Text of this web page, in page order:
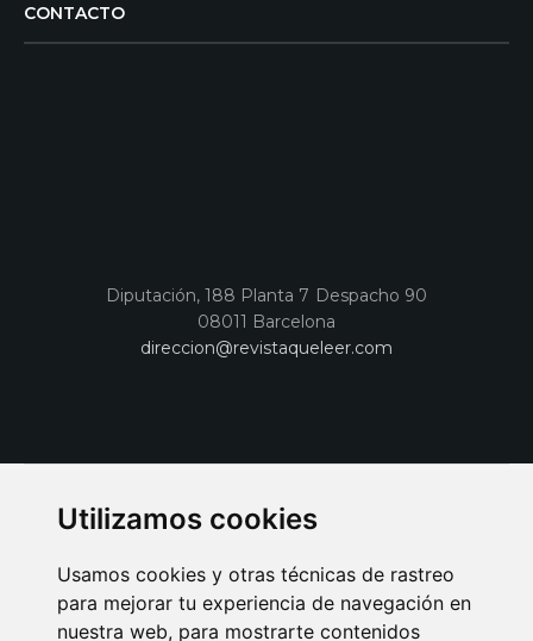
Utilizamos cookies
Usamos cookies y otras técnicas de rastreo
para mejorar tu experiencia de navegación en
nuestra web, para mostrarte contenidos
CONTACTO
Diputación, 188 Planta 7 Despacho 90
08011 Barcelona
direccion@revistaqueleer.com